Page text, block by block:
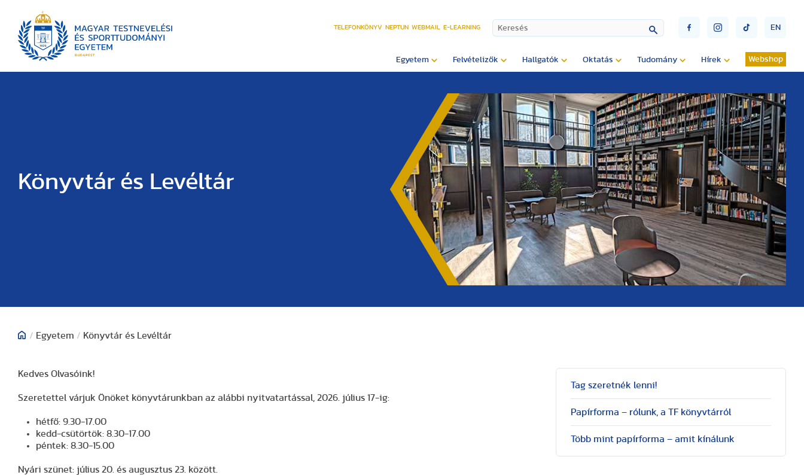
TELEFONKÖNYV NEPTUN WEBMAIL E-LEARNING EN
Egyetem Felvételizők Hallgatók Oktatás Tudomány Hírek Webshop
Könyvtár és Levéltár
/ Egyetem / Könyvtár és Levéltár
Kedves Olvasóink!
Szeretettel várjuk Önöket könyvtárunkban az alábbi nyitvatartással, 2026. július 17-ig:
hétfő: 9.30-17.00
kedd-csütörtök: 8.30-17.00
péntek: 8.30-15.00
Nyári szünet: július 20. és augusztus 23. között.
Tag szeretnék lenni!
Papírforma – rólunk, a TF könyvtárról
Több mint papírforma – amit kínálunk